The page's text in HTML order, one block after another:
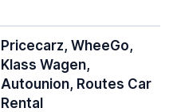
Pricecarz, WheeGo,
Klass Wagen,
Autounion, Routes Car
Rental